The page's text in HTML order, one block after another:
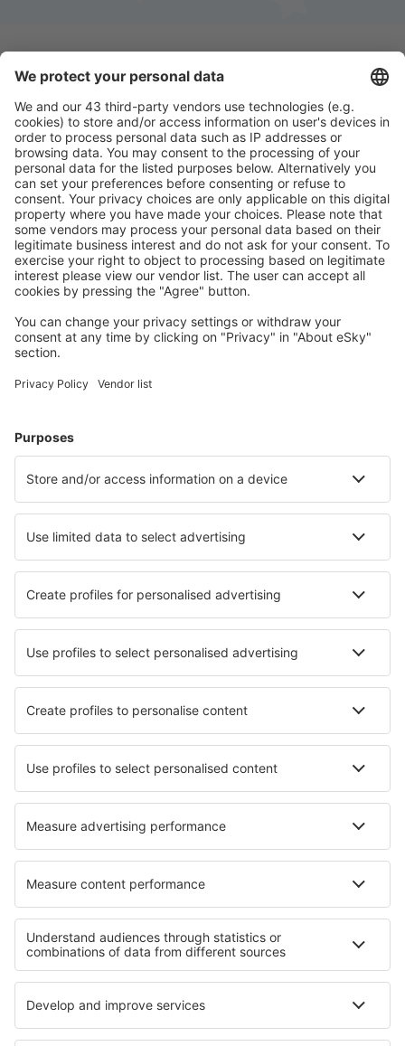
Descarga nuestra appy planifica
cómodamente tus viajes
Planifica tu viaje
Vuelos baratos
Escapadas
Vuelo+Hotel
Hoteles
Traslados
Atracciones
Eventos deportivos
Aprende más
Mejor Precio Garantizado
Aplicación móvil
Aerolíneas
Ryanair
Vueling
Iberia
Air Europa
Wizz Air
Sobre eSky
Términos y condiciones
Mis reservas
Política de privacidad
Asistencia y contacto